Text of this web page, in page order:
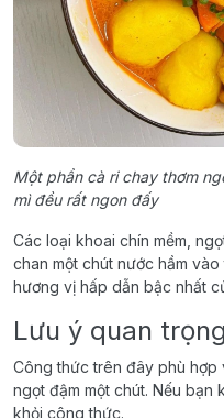
Một phần cà ri chay thơm
mì đều rất ngon đấy
Các loại khoai chín mềm,
chan một chút nước hầm
hương vị hấp dẫn bậc nhất
Lưu ý quan
Công thức trên đây phù hợp
ngọt đậm một chút. Nếu
khỏi công thức.